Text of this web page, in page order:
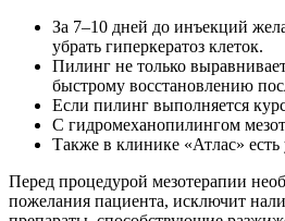
За 7–10 дней до инъекций
убрать гиперкератоз клеток.
Пилинг не только
быстрому восстановлению
Если пилинг выполняется
С гидромеханопилингом
Также в клинике «Атлас»
Перед процедурой мезотерапии
пожелания пациента, исключит